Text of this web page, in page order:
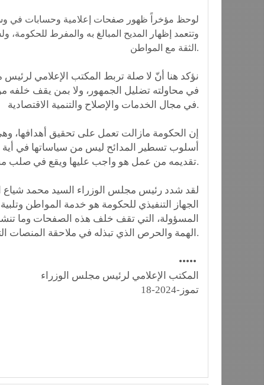
لوحظ مؤخراً ظهور صفحات إعلامية وحسابات في
وتتعمد إظهار المديح المبالغ به والمفرط
الثقة مع المواطن.
نؤكد هنا أنّ لا صلة تربط المكتب الإعلامي
في محاولته تضليل الجمهور، ولا بمن يقف
في مجال الخدمات والإصلاح والتنمية الاقتصادية.
إن الحكومة مازالت تعمل على تحقيق أهدافها،
أسلوب تسطير المدائح ليس من سياساتها في أية
تقديمه من عمل هو واجب عليها ويقع في صلب مسؤولياتها.
لقد شدد رئيس مجلس الوزراء السيد محمد شياع
الجهاز التنفيذي للحكومة هو خدمة المواطن
المسؤولة، التي تقف خلف هذه الصفحات وما
الهمة والحرص الذي تبذله في ملاحقة المنصات التي تخالف القانون وتعود بالضرر على السلم المجتمعي.
•••••
المكتب الإعلامي لرئيس مجلس الوزراء
18-تموز-2024